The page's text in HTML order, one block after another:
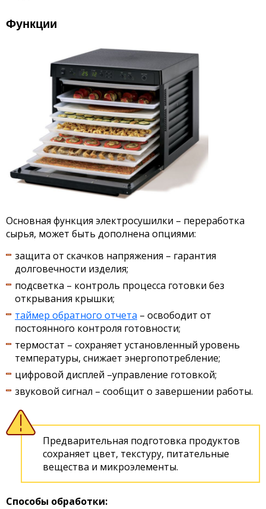
Функции
Основная функция электросушилки – переработка
сырья, может быть дополнена опциями:
защита от скачков напряжения – гарантия
долговечности изделия;
подсветка – контроль процесса готовки без
открывания крышки;
таймер обратного отчета – освободит от
постоянного контроля готовности;
термостат – сохраняет установленный уровень
температуры, снижает энергопотребление;
цифровой дисплей –управление готовкой;
звуковой сигнал – сообщит о завершении работы.
Предварительная подготовка продуктов
сохраняет цвет, текстуру, питательные
вещества и микроэлементы.
Способы обработки: